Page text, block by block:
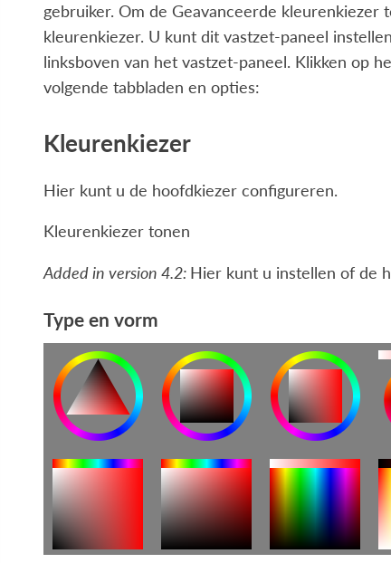
gebruiker. Om de Geavanceerde kleurenkiezer
kleurenkiezer. U kunt dit vastzet-paneel
linksboven van het vastzet-paneel. Klikken op
volgende tabbladen en opties:
Kleurenkiezer
Hier kunt u de hoofdkiezer configureren.
Kleurenkiezer tonen
Added in version 4.2: Hier kunt u instellen of de
Type en vorm